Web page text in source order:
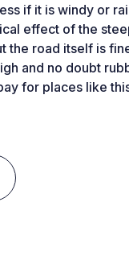
if it is windy or
effect of the
the road itself is
and no doubt
for places like